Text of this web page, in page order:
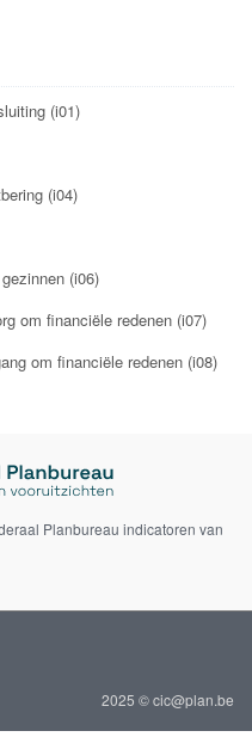
(i01)
(i04)
(i06)
om financiële redenen (i07)
om financiële redenen (i08)
Planbureau indicatoren van
2025 © cic@plan.be